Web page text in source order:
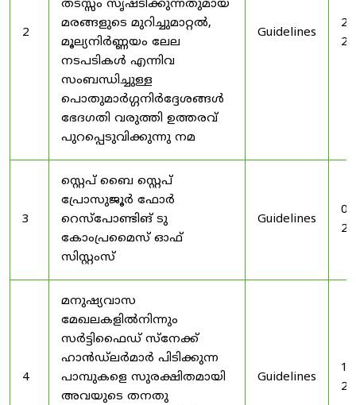
2
തടസ്സം സൃഷ്ടിക്കുന്നതുമായ
മരങ്ങളുടെ മുറിച്ചുമാറ്റൽ,
മൂല്യനിർണ്ണയം ലേല
നടപടികൾ എന്നിവ
സംബന്ധിച്ചുള്ള
പൊതുമാർഗ്ഗനിർദ്ദേശങ്ങൾ
ഭേദഗതി വരുത്തി ഉത്തരവ്
പുറപ്പെടുവിക്കുന്നു നമ
Guidelines
3
സ്റ്റെപ് ബൈ സ്റ്റെപ്
പ്രോസുജൂർ ഫോർ
റെസ്‌പോണ്ടിങ് ടു
കോംപ്രമൈസ് ഓഫ്
സിസ്റ്റംസ്
Guidelines
4
മനുഷ്യവാസ
മേഖലകളിൽനിന്നും
സർട്ടിഫൈഡ് സ്നേക്ക്
ഹാൻഡ്‌ലർമാർ പിടിക്കുന്ന
പാമ്പുകളെ സുരക്ഷിതമായി
അവയുടെ തനതു
Guidelines